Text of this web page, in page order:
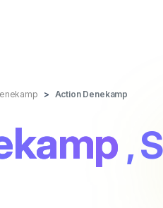
Action Denekamp
,